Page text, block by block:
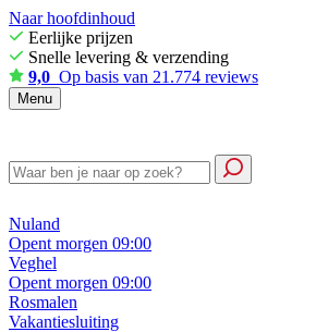
Naar hoofdinhoud
Eerlijke prijzen
Snelle levering & verzending
9,0 Op basis van 21.774 reviews
Menu
Nuland
Opent morgen 09:00
Veghel
Opent morgen 09:00
Rosmalen
Vakantiesluiting